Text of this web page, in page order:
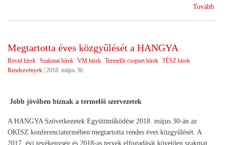
Tovább
Megtartotta éves közgyűlését a HANGYA
Rövid hírek Szakmai hírek VM hírek Termelői csoport hírek TÉSZ hírek
Rendezvények | 2018. május 30.
Jobb jövőben bíznak a termelői szervezetek
A HANGYA Szövetkezetek Együttműködése 2018. május 30-án az
OKISZ konferenciatermében megtartotta rendes éves közgyűlését. A
2017. évi tevékenység és 2018-as tervek elfogadását követően szakmai